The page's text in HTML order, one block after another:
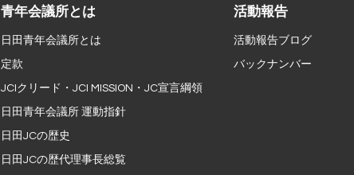
青年会議所とは
日田青年会議所とは
定款
JCIクリード・JCI MISSION・JC宣言綱領
日田青年会議所 運動指針
日田JCの歴史
日田JCの歴代理事長総覧
活動報告
活動報告ブログ
バックナンバー